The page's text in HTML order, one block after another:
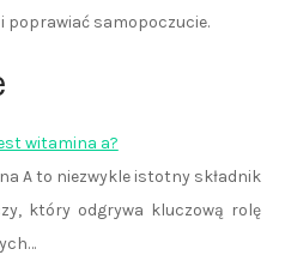
poprawiać samopoczucie.
witamina a?
A to niezwykle istotny składnik
który odgrywa kluczową rolę